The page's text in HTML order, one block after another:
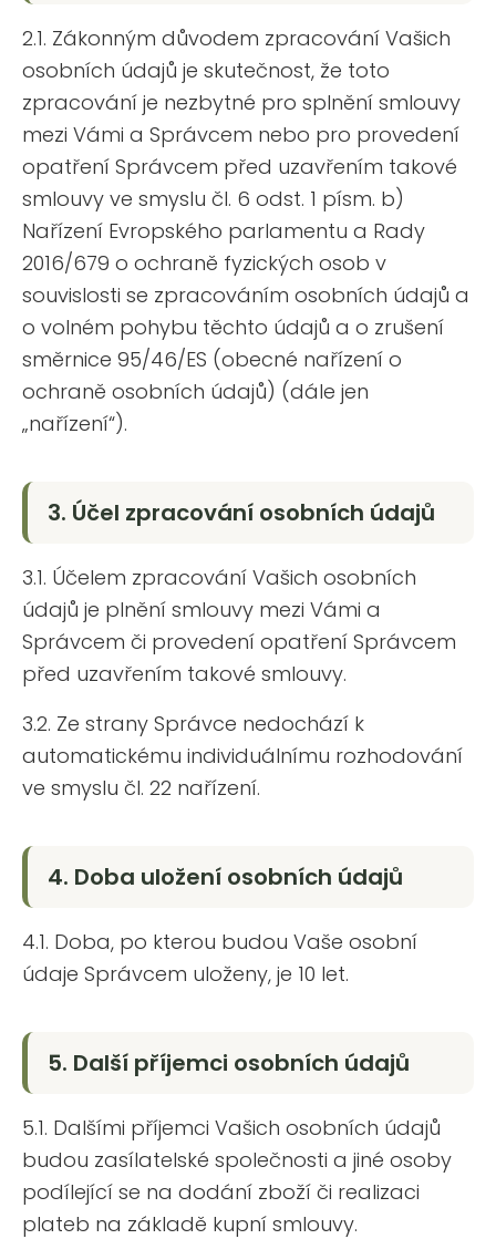
2.1. Zákonným důvodem zpracování Vašich
osobních údajů je skutečnost, že toto
zpracování je nezbytné pro splnění smlouvy
mezi Vámi a Správcem nebo pro provedení
opatření Správcem před uzavřením takové
smlouvy ve smyslu čl. 6 odst. 1 písm. b)
Nařízení Evropského parlamentu a Rady
2016/679 o ochraně fyzických osob v
souvislosti se zpracováním osobních údajů a
o volném pohybu těchto údajů a o zrušení
směrnice 95/46/ES (obecné nařízení o
ochraně osobních údajů) (dále jen
„nařízení“).
3. Účel zpracování osobních údajů
3.1. Účelem zpracování Vašich osobních
údajů je plnění smlouvy mezi Vámi a
Správcem či provedení opatření Správcem
před uzavřením takové smlouvy.
3.2. Ze strany Správce nedochází k
automatickému individuálnímu rozhodování
ve smyslu čl. 22 nařízení.
4. Doba uložení osobních údajů
4.1. Doba, po kterou budou Vaše osobní
údaje Správcem uloženy, je 10 let.
5. Další příjemci osobních údajů
5.1. Dalšími příjemci Vašich osobních údajů
budou zasílatelské společnosti a jiné osoby
podílející se na dodání zboží či realizaci
plateb na základě kupní smlouvy.